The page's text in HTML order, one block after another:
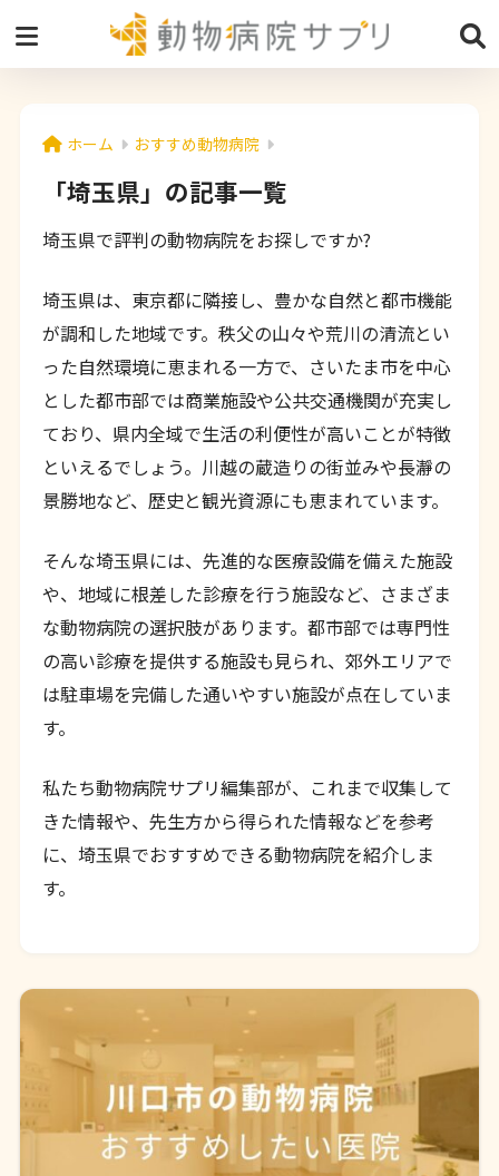
ホーム おすすめ動物病院
「埼玉県」の記事一覧
埼玉県で評判の動物病院をお探しですか?
埼玉県は、東京都に隣接し、豊かな自然と都市機能
が調和した地域です。秩父の山々や荒川の清流とい
った自然環境に恵まれる一方で、さいたま市を中心
とした都市部では商業施設や公共交通機関が充実し
ており、県内全域で生活の利便性が高いことが特徴
といえるでしょう。川越の蔵造りの街並みや長瀞の
景勝地など、歴史と観光資源にも恵まれています。
そんな埼玉県には、先進的な医療設備を備えた施設
や、地域に根差した診療を行う施設など、さまざま
な動物病院の選択肢があります。都市部では専門性
の高い診療を提供する施設も見られ、郊外エリアで
は駐車場を完備した通いやすい施設が点在していま
す。
私たち動物病院サプリ編集部が、これまで収集して
きた情報や、先生方から得られた情報などを参考
に、埼玉県でおすすめできる動物病院を紹介しま
す。